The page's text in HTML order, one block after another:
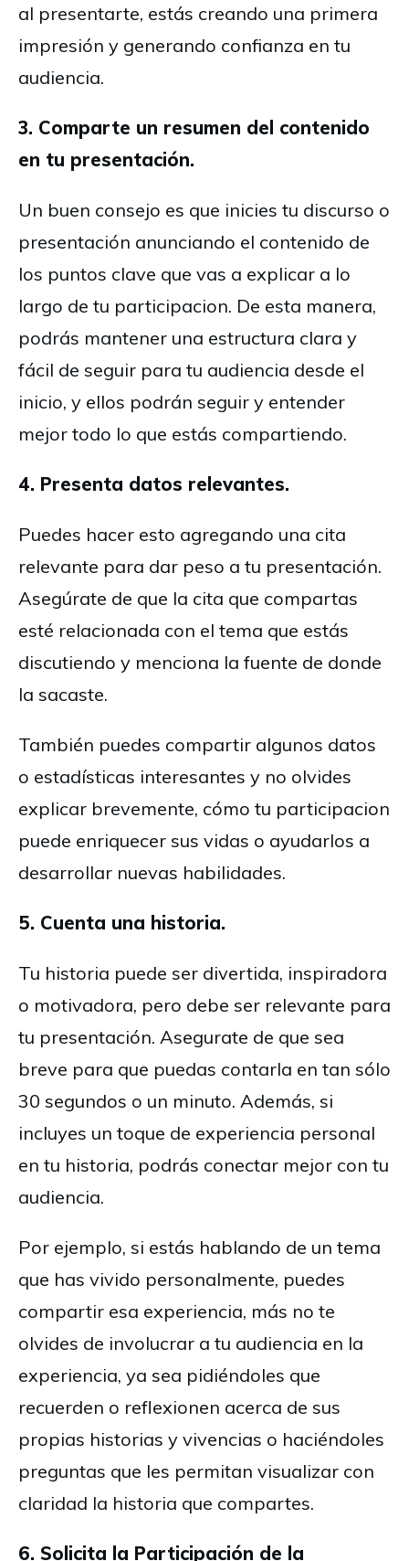
al presentarte, estás creando una primera
impresión y generando confianza en tu
audiencia.
3. Comparte un resumen del contenido
en tu presentación.
Un buen consejo es que inicies tu discurso o
presentación anunciando el contenido de
los puntos clave que vas a explicar a lo
largo de tu participacion. De esta manera,
podrás mantener una estructura clara y
fácil de seguir para tu audiencia desde el
inicio, y ellos podrán seguir y entender
mejor todo lo que estás compartiendo.
4. Presenta datos relevantes.
Puedes hacer esto agregando una cita
relevante para dar peso a tu presentación.
Asegúrate de que la cita que compartas
esté relacionada con el tema que estás
discutiendo y menciona la fuente de donde
la sacaste.
También puedes compartir algunos datos
o estadísticas interesantes y no olvides
explicar brevemente, cómo tu participacion
puede enriquecer sus vidas o ayudarlos a
desarrollar nuevas habilidades.
5. Cuenta una historia.
Tu historia puede ser divertida, inspiradora
o motivadora, pero debe ser relevante para
tu presentación. Asegurate de que sea
breve para que puedas contarla en tan sólo
30 segundos o un minuto. Además, si
incluyes un toque de experiencia personal
en tu historia, podrás conectar mejor con tu
audiencia.
Por ejemplo, si estás hablando de un tema
que has vivido personalmente, puedes
compartir esa experiencia, más no te
olvides de involucrar a tu audiencia en la
experiencia, ya sea pidiéndoles que
recuerden o reflexionen acerca de sus
propias historias y vivencias o haciéndoles
preguntas que les permitan visualizar con
claridad la historia que compartes.
6. Solicita la Participación de la